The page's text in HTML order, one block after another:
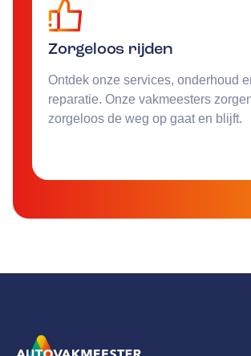
Zorgeloos rijden
Ontdek onze services, onderhoud
reparatie. Onze vakmeesters
zorgeloos de weg op gaat en blijft.